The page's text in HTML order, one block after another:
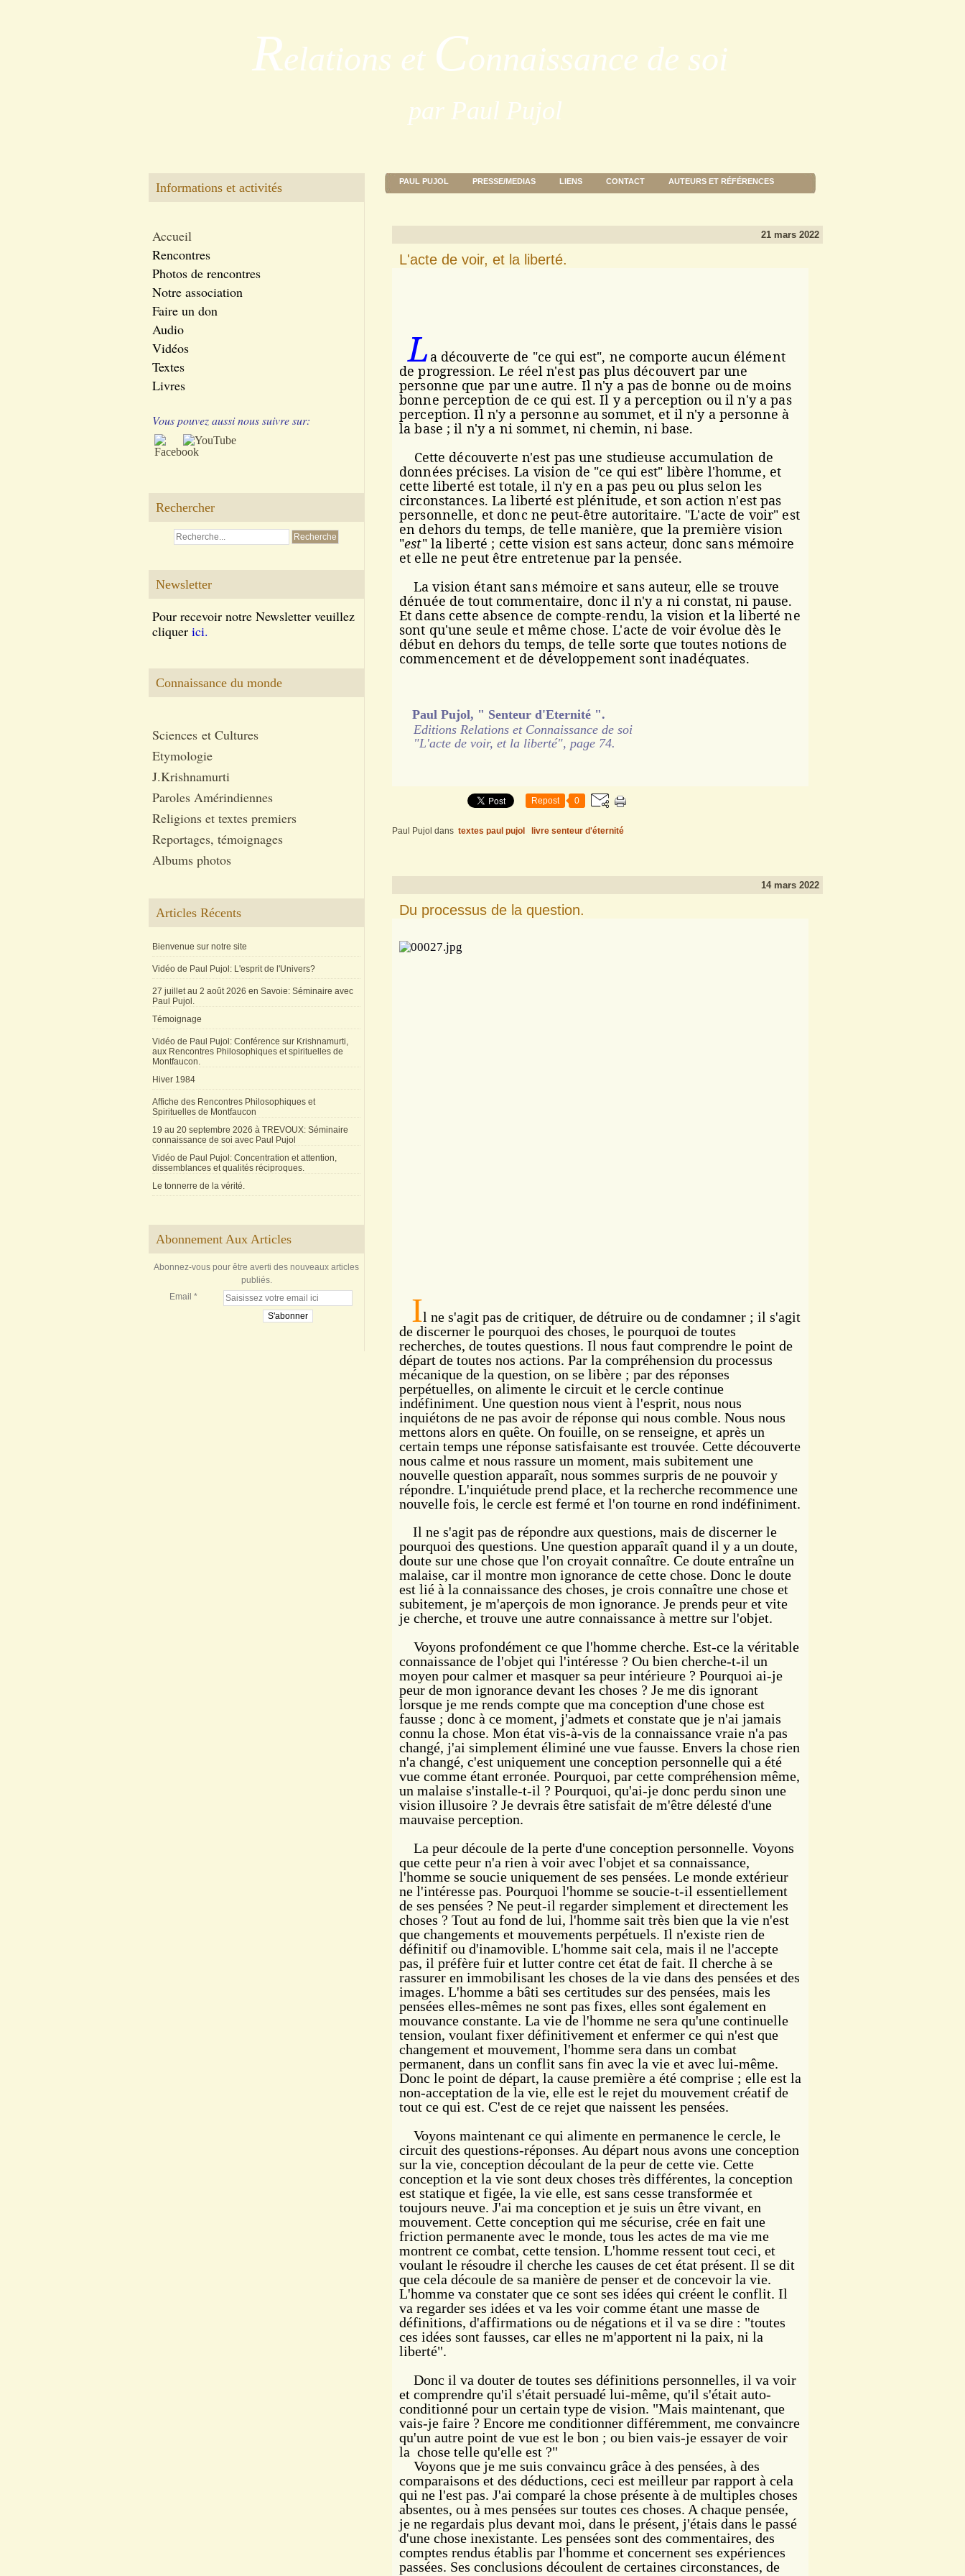
Relations et Connaissance de soi
par Paul Pujol
Informations et activités
Accueil
Rencontres
Photos de rencontres
Notre association
Faire un don
Audio
Vidéos
Textes
Livres
Vous pouvez aussi nous suivre sur:
Rechercher
Newsletter
Pour recevoir notre Newsletter veuillez
cliquer ici.
Connaissance du monde
Sciences et Cultures
Etymologie
J.Krishnamurti
Paroles Amérindiennes
Religions et textes premiers
Reportages, témoignages
Albums photos
Articles Récents
Bienvenue sur notre site
Vidéo de Paul Pujol: L'esprit de l'Univers?
27 juillet au 2 août 2026 en Savoie: Séminaire avec
Paul Pujol.
Témoignage
Vidéo de Paul Pujol: Conférence sur Krishnamurti,
aux Rencontres Philosophiques et spirituelles de
Montfaucon.
Hiver 1984
Affiche des Rencontres Philosophiques et
Spirituelles de Montfaucon
19 au 20 septembre 2026 à TREVOUX: Séminaire
connaissance de soi avec Paul Pujol
Vidéo de Paul Pujol: Concentration et attention,
dissemblances et qualités réciproques.
Le tonnerre de la vérité.
Abonnement Aux Articles
Abonnez-vous pour être averti des nouveaux articles
publiés.
Email
PAUL PUJOL PRESSE/MEDIAS LIENS CONTACT AUTEURS ET RÉFÉRENCES
21 mars 2022
L'acte de voir, et la liberté.
L a découverte de "ce qui est", ne comporte aucun élément
de progression. Le réel n'est pas plus découvert par une
personne que par une autre. Il n'y a pas de bonne ou de moins
bonne perception de ce qui est. Il y a perception ou il n'y a pas
perception. Il n'y a personne au sommet, et il n'y a personne à
la base ; il n'y a ni sommet, ni chemin, ni base.
Cette découverte n'est pas une studieuse accumulation de
données précises. La vision de "ce qui est" libère l'homme, et
cette liberté est totale, il n'y en a pas peu ou plus selon les
circonstances. La liberté est plénitude, et son action n'est pas
personnelle, et donc ne peut-être autoritaire. "L'acte de voir" est
en dehors du temps, de telle manière, que la première vision
"est" la liberté ; cette vision est sans acteur, donc sans mémoire
et elle ne peut être entretenue par la pensée.
La vision étant sans mémoire et sans auteur, elle se trouve
dénuée de tout commentaire, donc il n'y a ni constat, ni pause.
Et dans cette absence de compte-rendu, la vision et la liberté ne
sont qu'une seule et même chose. L'acte de voir évolue dès le
début en dehors du temps, de telle sorte que toutes notions de
commencement et de développement sont inadéquates.
Paul Pujol, " Senteur d'Eternité ".
Editions Relations et Connaissance de soi
"L'acte de voir, et la liberté", page 74.
Repost 0
Paul Pujol dans textes paul pujol livre senteur d'éternité
14 mars 2022
Du processus de la question.
Il ne s'agit pas de critiquer, de détruire ou de condamner ; il s'agit
de discerner le pourquoi des choses, le pourquoi de toutes
recherches, de toutes questions. Il nous faut comprendre le point de
départ de toutes nos actions. Par la compréhension du processus
mécanique de la question, on se libère ; par des réponses
perpétuelles, on alimente le circuit et le cercle continue
indéfiniment. Une question nous vient à l'esprit, nous nous
inquiétons de ne pas avoir de réponse qui nous comble. Nous nous
mettons alors en quête. On fouille, on se renseigne, et après un
certain temps une réponse satisfaisante est trouvée. Cette découverte
nous calme et nous rassure un moment, mais subitement une
nouvelle question apparaît, nous sommes surpris de ne pouvoir y
répondre. L'inquiétude prend place, et la recherche recommence une
nouvelle fois, le cercle est fermé et l'on tourne en rond indéfiniment.
Il ne s'agit pas de répondre aux questions, mais de discerner le
pourquoi des questions. Une question apparaît quand il y a un doute,
doute sur une chose que l'on croyait connaître. Ce doute entraîne un
malaise, car il montre mon ignorance de cette chose. Donc le doute
est lié à la connaissance des choses, je crois connaître une chose et
subitement, je m'aperçois de mon ignorance. Je prends peur et vite
je cherche, et trouve une autre connaissance à mettre sur l'objet.
Voyons profondément ce que l'homme cherche. Est-ce la véritable
connaissance de l'objet qui l'intéresse ? Ou bien cherche-t-il un
moyen pour calmer et masquer sa peur intérieure ? Pourquoi ai-je
peur de mon ignorance devant les choses ? Je me dis ignorant
lorsque je me rends compte que ma conception d'une chose est
fausse ; donc à ce moment, j'admets et constate que je n'ai jamais
connu la chose. Mon état vis-à-vis de la connaissance vraie n'a pas
changé, j'ai simplement éliminé une vue fausse. Envers la chose rien
n'a changé, c'est uniquement une conception personnelle qui a été
vue comme étant erronée. Pourquoi, par cette compréhension même,
un malaise s'installe-t-il ? Pourquoi, qu'ai-je donc perdu sinon une
vision illusoire ? Je devrais être satisfait de m'être délesté d'une
mauvaise perception.
La peur découle de la perte d'une conception personnelle. Voyons
que cette peur n'a rien à voir avec l'objet et sa connaissance,
l'homme se soucie uniquement de ses pensées. Le monde extérieur
ne l'intéresse pas. Pourquoi l'homme se soucie-t-il essentiellement
de ses pensées ? Ne peut-il regarder simplement et directement les
choses ? Tout au fond de lui, l'homme sait très bien que la vie n'est
que changements et mouvements perpétuels. Il n'existe rien de
définitif ou d'inamovible. L'homme sait cela, mais il ne l'accepte
pas, il préfère fuir et lutter contre cet état de fait. Il cherche à se
rassurer en immobilisant les choses de la vie dans des pensées et des
images. L'homme a bâti ses certitudes sur des pensées, mais les
pensées elles-mêmes ne sont pas fixes, elles sont également en
mouvance constante. La vie de l'homme ne sera qu'une continuelle
tension, voulant fixer définitivement et enfermer ce qui n'est que
changement et mouvement, l'homme sera dans un combat
permanent, dans un conflit sans fin avec la vie et avec lui-même.
Donc le point de départ, la cause première a été comprise ; elle est la
non-acceptation de la vie, elle est le rejet du mouvement créatif de
tout ce qui est. C'est de ce rejet que naissent les pensées.
Voyons maintenant ce qui alimente en permanence le cercle, le
circuit des questions-réponses. Au départ nous avons une conception
sur la vie, conception découlant de la peur de cette vie. Cette
conception et la vie sont deux choses très différentes, la conception
est statique et figée, la vie elle, est sans cesse transformée et
toujours neuve. J'ai ma conception et je suis un être vivant, en
mouvement. Cette conception qui me sécurise, crée en fait une
friction permanente avec le monde, tous les actes de ma vie me
montrent ce combat, cette tension. L'homme ressent tout ceci, et
voulant le résoudre il cherche les causes de cet état présent. Il se dit
que cela découle de sa manière de penser et de concevoir la vie.
L'homme va constater que ce sont ses idées qui créent le conflit. Il
va regarder ses idées et va les voir comme étant une masse de
définitions, d'affirmations ou de négations et il va se dire : "toutes
ces idées sont fausses, car elles ne m'apportent ni la paix, ni la
liberté".
Donc il va douter de toutes ses définitions personnelles, il va voir
et comprendre qu'il s'était persuadé lui-même, qu'il s'était auto-
conditionné pour un certain type de vision. "Mais maintenant, que
vais-je faire ? Encore me conditionner différemment, me convaincre
qu'un autre point de vue est le bon ; ou bien vais-je essayer de voir
la chose telle qu'elle est ?"
Voyons que je me suis convaincu grâce à des pensées, à des
comparaisons et des déductions, ceci est meilleur par rapport à cela
qui ne l'est pas. J'ai comparé la chose présente à de multiples choses
absentes, ou à mes pensées sur toutes ces choses. A chaque pensée,
je ne regardais plus devant moi, dans le présent, j'étais dans le passé
d'une chose inexistante. Les pensées sont des commentaires, des
comptes rendus établis par l'homme et concernent ses expériences
passées. Ses conclusions découlent de certaines circonstances, de